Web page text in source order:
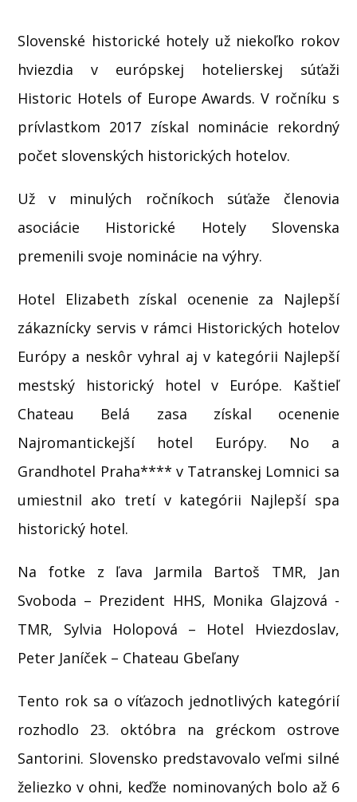
Slovenské historické hotely už niekoľko rokov
hviezdia v európskej hotelierskej súťaži
Historic Hotels of Europe Awards. V ročníku s
prívlastkom 2017 získal nominácie rekordný
počet slovenských historických hotelov.
Už v minulých ročníkoch súťaže členovia
asociácie Historické Hotely Slovenska
premenili svoje nominácie na výhry.
Hotel Elizabeth získal ocenenie za Najlepší
zákaznícky servis v rámci Historických hotelov
Európy a neskôr vyhral aj v kategórii Najlepší
mestský historický hotel v Európe. Kaštieľ
Chateau Belá zasa získal ocenenie
Najromantickejší hotel Európy. No a
Grandhotel Praha**** v Tatranskej Lomnici sa
umiestnil ako tretí v kategórii Najlepší spa
historický hotel.
Na fotke z ľava Jarmila Bartoš TMR, Jan
Svoboda – Prezident HHS, Monika Glajzová -
TMR, Sylvia Holopová – Hotel Hviezdoslav,
Peter Janíček – Chateau Gbeľany
Tento rok sa o víťazoch jednotlivých kategórií
rozhodlo 23. októbra na gréckom ostrove
Santorini. Slovensko predstavovalo veľmi silné
želiezko v ohni, keďže nominovaných bolo až 6